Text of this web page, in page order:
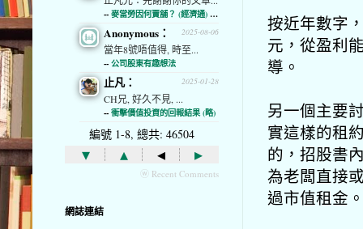
按近年數字
元，從盈利
導。
另一個主要
實這樣的租
的，招股書
為老闆直接
過市值租金
-- 麥當勞因何賣舖？ (經濟通) (略)
2025-08-06
Anonymous：
當年8號唔值得, 時至...
-- 公司股東有趣想法
2025-01-28
止凡：
CH兄, 好久不見, ...
-- 衝擊價值投資的回報結果 (略)
編號 1-8, 總共: 46504
▾ ▴ ◂ ▸
ⓦ Recent Comments
網誌連結